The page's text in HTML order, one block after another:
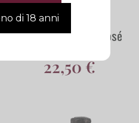
Franciacorta Brut Rosé
22,50€